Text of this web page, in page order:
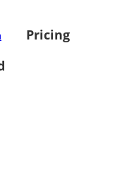
Pricing